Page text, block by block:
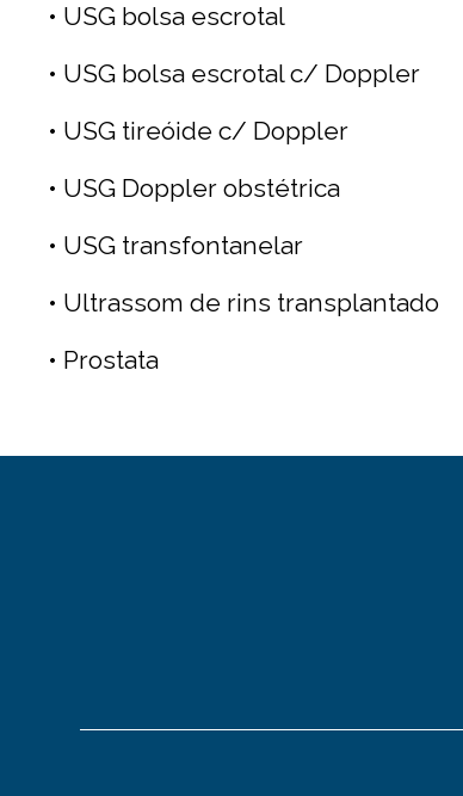
• USG bolsa escrotal
• USG bolsa escrotal c/ Doppler
• USG tireóide c/ Doppler
• USG Doppler obstétrica
• USG transfontanelar
• Ultrassom de rins transplantado
• Prostata